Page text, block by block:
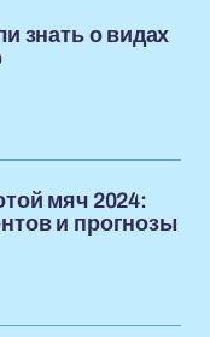
знать о видах
мяч 2024:
и прогнозы